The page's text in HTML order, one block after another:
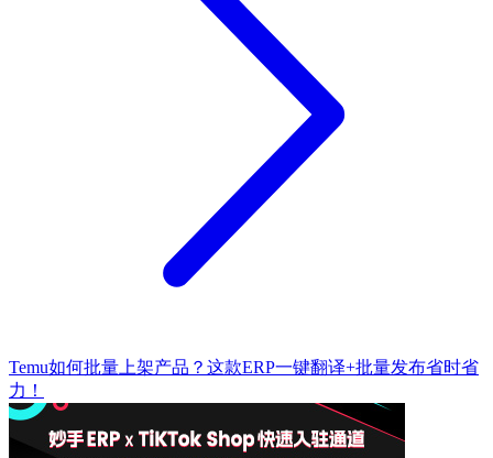
Temu如何批量上架产品？这款ERP一键翻译+批量发布省时省
力！